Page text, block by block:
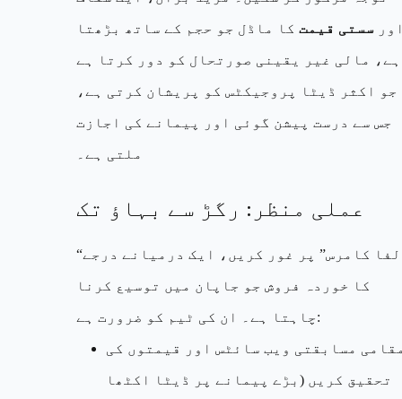
سستی قیمت کا ماڈل جو حجم کے ساتھ بڑھتا
ہے، مالی غیر یقینی صورتحال کو دور کرتا ہے
جو اکثر ڈیٹا پروجیکٹس کو پریشان کرتی ہے،
جس سے درست پیشن گوئی اور پیمانے کی اجازت
ملتی ہے۔
عملی منظر: رگڑ سے بہاؤ تک
“الفا کامرس” پر غور کریں، ایک درمیانے درجے
کا خوردہ فروش جو جاپان میں توسیع کرنا
چاہتا ہے۔ ان کی ٹیم کو ضرورت ہے:
مسابقتی ویب سائٹس اور قیمتوں کی
تحقیق کریں (بڑے پیمانے پر ڈیٹا اکٹھا